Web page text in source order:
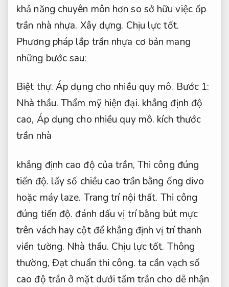
khả năng chuyên môn hơn so sở hữu việc ốp
trần nhà nhựa. Xây dựng. Chịu lực tốt.
Phương pháp lắp trần nhựa cơ bản mang
những bước sau:
Biệt thự. Áp dụng cho nhiều quy mô. Bước 1:
Nhà thầu. Thẩm mỹ hiện đại. khẳng định độ
cao, Áp dụng cho nhiều quy mô. kích thước
trần nhà
khẳng định cao độ của trần, Thi công đúng
tiến độ. lấy số chiều cao trần bằng ống divo
hoặc máy laze. Trang trí nội thất. Thi công
đúng tiến độ. đánh dấu vị trí bằng bút mực
trên vách hay cột để khẳng định vị trí thanh
viền tường. Nhà thầu. Chịu lực tốt. Thông
thường, Đạt chuẩn thi công. ta cần vạch số
cao độ trần ở mặt dưới tấm trần cho dễ nhận